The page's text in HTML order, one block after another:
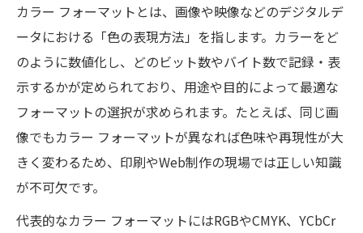
カラー選択時の基本的な注意点を解説
おすすめのカラー フォーマット活用術
カラーフォーマット別に適した作業工程と
は
RGBとCMYKの特徴を比較して理解
RGBとCMYKカラーフォーマットの違いを整
理
カラー フォーマット別メリットとデメリッ
カラー フォーマットとは、画像や映像などのデジタルデ
ータにおける「色の表現方法」を指します。カラーをど
のように数値化し、どのビット数やバイト数で記録・表
示するかが定められており、用途や目的によって最適な
フォーマットの選択が求められます。たとえば、同じ画
像でもカラー フォーマットが異なれば色味や再現性が大
きく変わるため、印刷やWeb制作の現場では正しい知識
が不可欠です。
代表的なカラー フォーマットにはRGBやCMYK、YCbCr